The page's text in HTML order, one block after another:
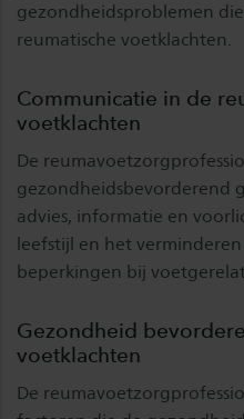
gezondheidsproblemen
reumatische voetklachten.
Communicatie in de
voetklachten
De
gezondheidsbevorderend
advies, informatie en
leefstijl en het verminderen
beperkingen bij
Gezondheid
voetklachten
De